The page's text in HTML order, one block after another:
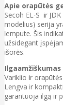
Apie orapūtės
Secoh EL-S ir
modelius) serija
lempute. Šis
užsidegant
išorės.
Ilgaamžiškumas
Variklio ir
Lengva ir
garantuoja ilgą ir